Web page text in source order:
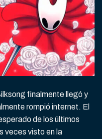
finalmente llegó y
rompió internet. El
de los últimos
veces visto en la